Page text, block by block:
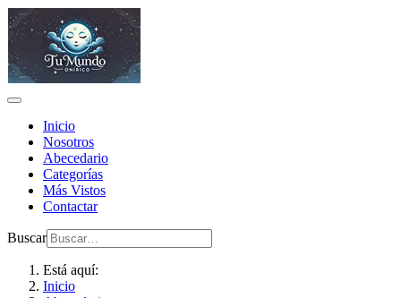
Inicio
Nosotros
Abecedario
Categorías
Más Vistos
Contactar
Buscar
Está aquí:
Inicio